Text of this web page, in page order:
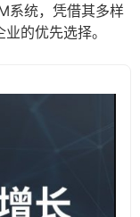
系统，凭借其多样
的优先选择。